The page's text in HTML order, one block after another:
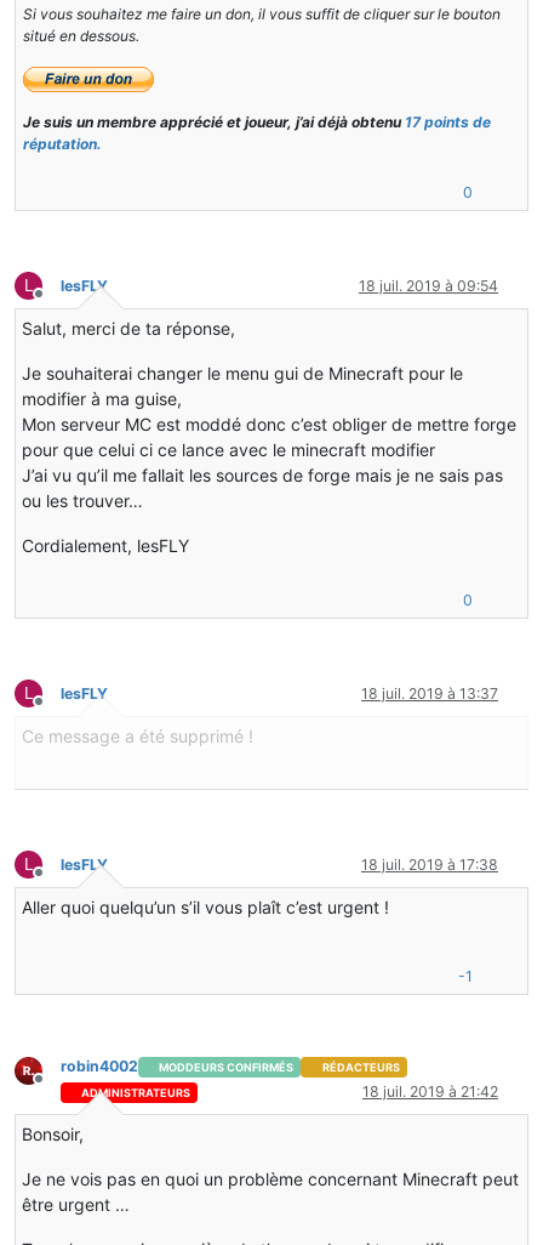
Si vous souhaitez me faire un don, il vous suffit de cliquer sur le bouton
situé en dessous.
Je suis un membre apprécié et joueur, j’ai déjà obtenu 17 points de
réputation.
0
L
Hors-ligne
lesFLY 18 juil. 2019 à 09:54
Salut, merci de ta réponse,
Je souhaiterai changer le menu gui de Minecraft pour le
modifier à ma guise,
Mon serveur MC est moddé donc c’est obliger de mettre forge
pour que celui ci ce lance avec le minecraft modifier
J’ai vu qu’il me fallait les sources de forge mais je ne sais pas
ou les trouver…
Cordialement, lesFLY
0
L
Hors-ligne
lesFLY 18 juil. 2019 à 13:37
Ce message a été supprimé !
L
Hors-ligne
lesFLY 18 juil. 2019 à 17:38
Aller quoi quelqu’un s’il vous plaît c’est urgent !
-1
Hors-ligne
robin4002 MODDEURS CONFIRMÉS
RÉDACTEURS
ADMINISTRATEURS
18 juil. 2019 à 21:42
Bonsoir,
Je ne vois pas en quoi un problème concernant Minecraft peut
être urgent …